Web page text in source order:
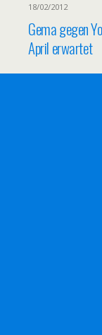
18/02/2012
Gema gegen
April erwartet